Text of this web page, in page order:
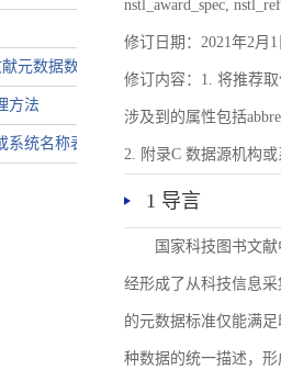
元数据数据唯一标识符规则
方法
系统名称表
nstl_award_spec,
修订日期：2021年2月1
修订内容：1. 将推荐
涉及到的属性包括
2. 附录C 数据源机构或
1 导言
国家科技图书文
经形成了从科技信息
的元数据标准仅能满
种数据的统一描述，